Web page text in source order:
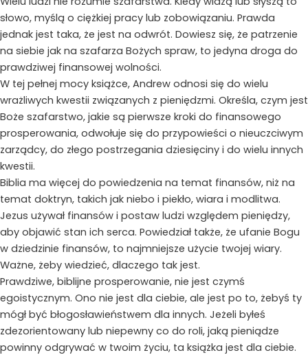
słowo, myślą o ciężkiej pracy lub zobowiązaniu. Prawda
jednak jest taka, że jest na odwrót. Dowiesz się, że patrzenie
na siebie jak na szafarza Bożych spraw, to jedyna droga do
prawdziwej finansowej wolności.
W tej pełnej mocy książce, Andrew odnosi się do wielu
wrażliwych kwestii związanych z pieniędzmi. Określa, czym jest
Boże szafarstwo, jakie są pierwsze kroki do finansowego
prosperowania, odwołuje się do przypowieści o nieuczciwym
zarządcy, do złego postrzegania dziesięciny i do wielu innych
kwestii.
Biblia ma więcej do powiedzenia na temat finansów, niż na
temat doktryn, takich jak niebo i piekło, wiara i modlitwa.
Jezus używał finansów i postaw ludzi względem pieniędzy,
aby objawić stan ich serca. Powiedział także, że ufanie Bogu
w dziedzinie finansów, to najmniejsze użycie twojej wiary.
Ważne, żeby wiedzieć, dlaczego tak jest.
Prawdziwe, biblijne prosperowanie, nie jest czymś
egoistycznym. Ono nie jest dla ciebie, ale jest po to, żebyś ty
mógł być błogosławieństwem dla innych. Jeżeli byłeś
zdezorientowany lub niepewny co do roli, jaką pieniądze
powinny odgrywać w twoim życiu, ta książka jest dla ciebie.